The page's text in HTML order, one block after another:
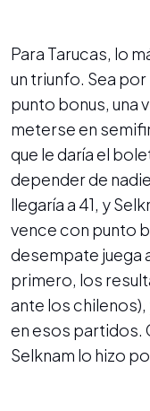
Para Tarucas, lo
un triunfo. Sea
punto bonus, una
meterse en
que le daría el
depender de
llegaría a 41, y
vence con punto
desempate juega
primero, los
ante los
en esos partidos.
Selknam lo hizo